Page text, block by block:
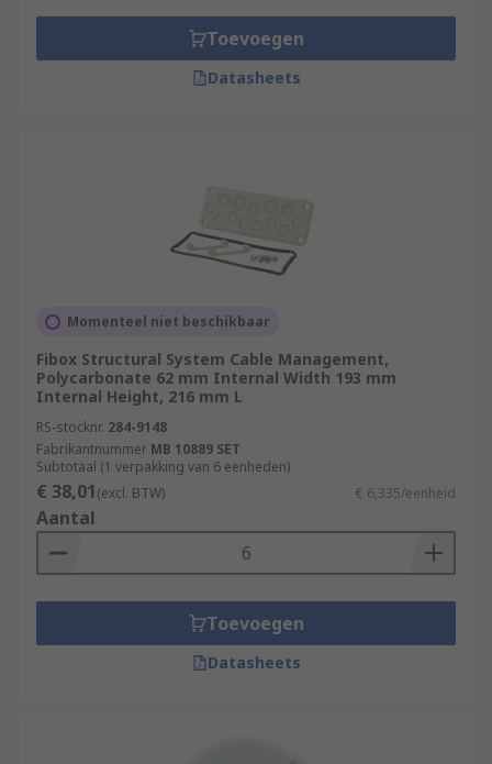
Toevoegen
Datasheets
Momenteel niet beschikbaar
Fibox Structural System Cable Management,
Polycarbonate 62 mm Internal Width 193 mm
Internal Height, 216 mm L
RS-stocknr. 284-9148
Fabrikantnummer MB 10889 SET
Subtotaal (1 verpakking van 6 eenheden)
€ 38,01(excl. BTW) € 6,335/eenheid
Aantal
Toevoegen
Datasheets